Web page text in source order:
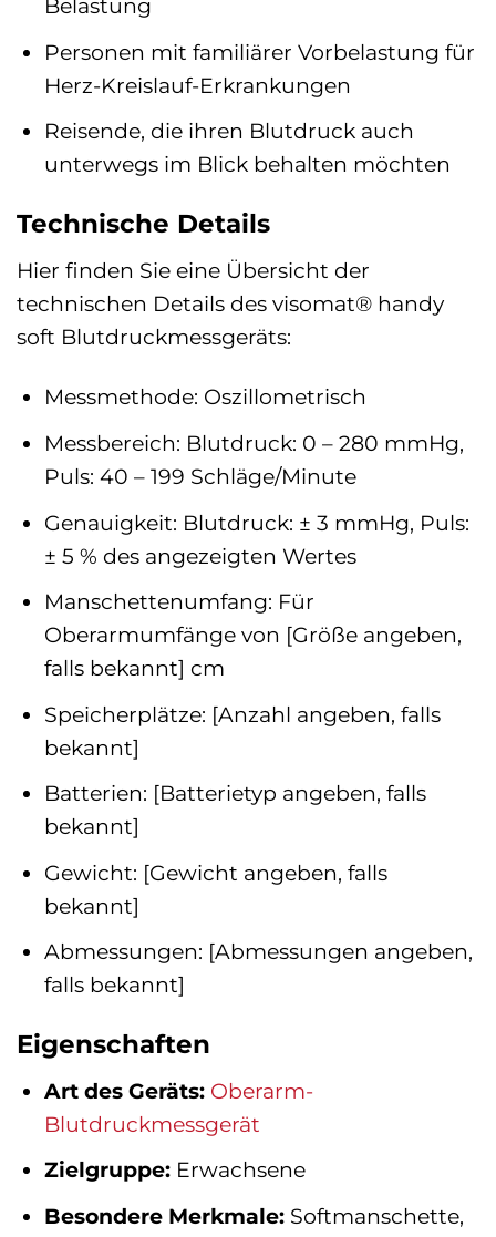
Belastung
Personen mit familiärer Vorbelastung für
Herz-Kreislauf-Erkrankungen
Reisende, die ihren Blutdruck auch
unterwegs im Blick behalten möchten
Technische Details
Hier finden Sie eine Übersicht der
technischen Details des visomat® handy
soft Blutdruckmessgeräts:
Messmethode: Oszillometrisch
Messbereich: Blutdruck: 0 – 280 mmHg,
Puls: 40 – 199 Schläge/Minute
Genauigkeit: Blutdruck: ± 3 mmHg, Puls:
± 5 % des angezeigten Wertes
Manschettenumfang: Für
Oberarmumfänge von [Größe angeben,
falls bekannt] cm
Speicherplätze: [Anzahl angeben, falls
bekannt]
Batterien: [Batterietyp angeben, falls
bekannt]
Gewicht: [Gewicht angeben, falls
bekannt]
Abmessungen: [Abmessungen angeben,
falls bekannt]
Eigenschaften
Art des Geräts: Oberarm-
Blutdruckmessgerät
Zielgruppe:Erwachsene
Besondere Merkmale:Softmanschette,